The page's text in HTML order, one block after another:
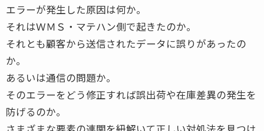
エラーが発生した原因は何か。
それはＷＭＳ・マテハン側で起きたのか。
それとも顧客から送信されたデータに誤りがあったの
か。
あるいは通信の問題か。
そのエラーをどう修正すれば誤出荷や在庫差異の発生を
防げるのか。